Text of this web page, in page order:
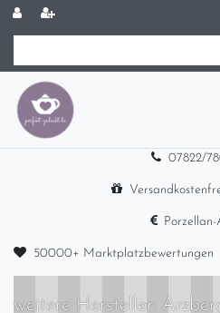
07822/
50000+ Marktplatzbewertungen
weitere Hersteller: